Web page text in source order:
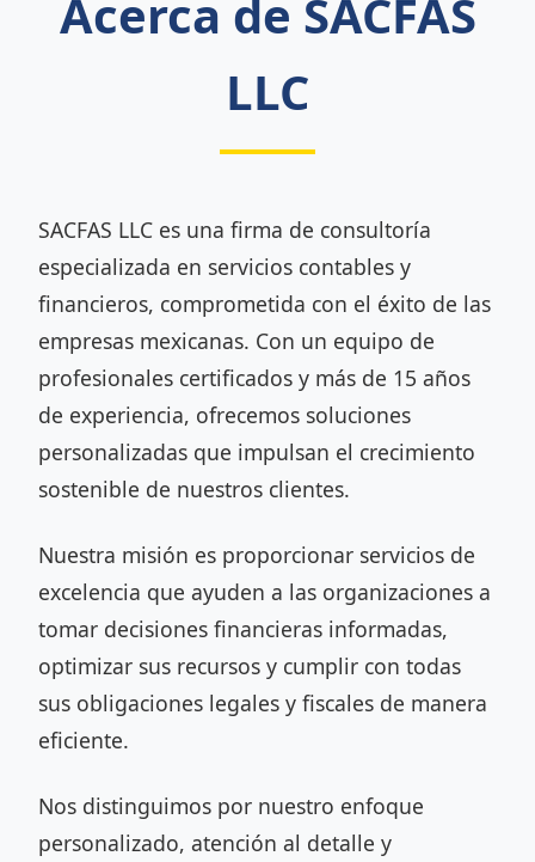
Acerca de SACFAS
LLC
SACFAS LLC es una firma de consultoría
especializada en servicios contables y
financieros, comprometida con el éxito de las
empresas mexicanas. Con un equipo de
profesionales certificados y más de 15 años
de experiencia, ofrecemos soluciones
personalizadas que impulsan el crecimiento
sostenible de nuestros clientes.
Nuestra misión es proporcionar servicios de
excelencia que ayuden a las organizaciones a
tomar decisiones financieras informadas,
optimizar sus recursos y cumplir con todas
sus obligaciones legales y fiscales de manera
eficiente.
Nos distinguimos por nuestro enfoque
personalizado, atención al detalle y